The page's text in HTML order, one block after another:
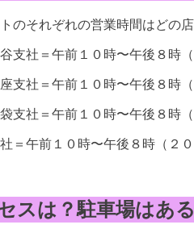
のそれぞれの営業時間はどの
支社＝午前１０時〜午後８時（
支社＝午前１０時〜午後８時（
支社＝午前１０時〜午後８時（
＝午前１０時〜午後８時（２０
スは？駐車場はあ